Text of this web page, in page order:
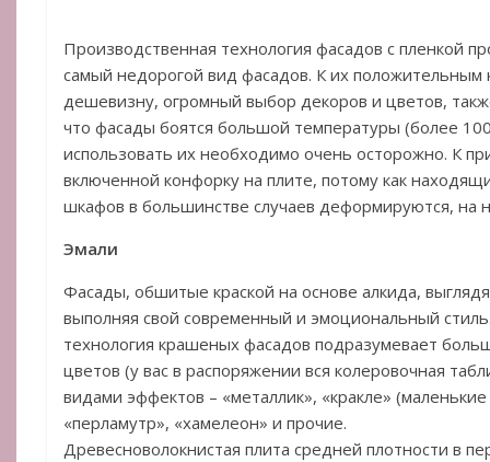
Производственная технология фасадов с пленкой
самый недорогой вид фасадов. К их положительным
дешевизну, огромный выбор декоров и цветов,
что фасады боятся большой температуры (более
использовать их необходимо очень осторожно. К
включенной конфорку на плите, потому как
шкафов в большинстве случаев деформируются, на
Эмали
Фасады, обшитые краской на основе алкида,
выполняя свой современный и эмоциональный
технология крашеных фасадов подразумевает
цветов (у вас в распоряжении вся колеровочная
видами эффектов – «металлик», «кракле»
«перламутр», «хамелеон» и прочие.
Древесноволокнистая плита средней плотности в